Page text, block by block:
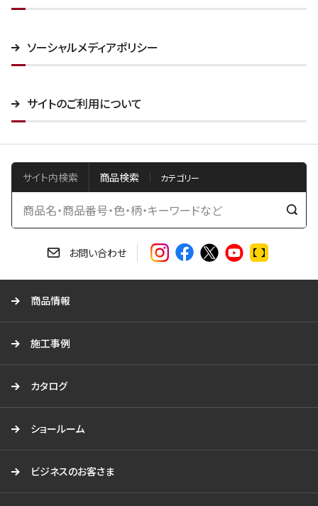
ソーシャルメディアポリシー
サイトのご利用について
サイト内検索 商品検索
検
お問い合わせ
商品情報
施工事例
カタログ
ショールーム
ビジネスのお客さま